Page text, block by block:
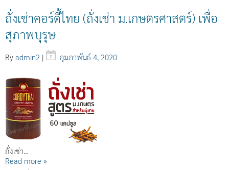
ถั่งเช่าคอร์ดี้ไทย (ถั่งเช่า ม.เกษตรศาสตร์) เพื่อ
สุภาพบุรุษ
By admin2 | กุมภาพันธ์ 4, 2020
ถั่งเช่า…
Read more »